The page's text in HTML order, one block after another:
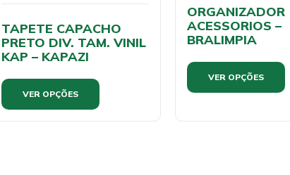
TAPETE CAPACHO
PRETO DIV. TAM. VINIL
KAP – KAPAZI
VER OPÇÕES
ORGANIZADOR
ACESSORIOS –
BRALIMPIA
VER OPÇÕES